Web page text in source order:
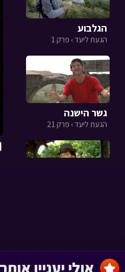
הגלבוע
הגעת ליעד › פרק 1
גשר הישנה
הגעת ליעד › פרק 21